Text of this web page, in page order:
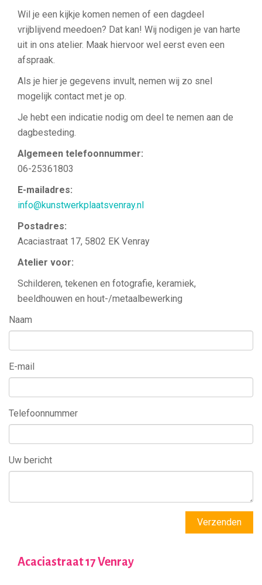
Wil je een kijkje komen nemen of een dagdeel
vrijblijvend meedoen? Dat kan! Wij nodigen je van harte
uit in ons atelier. Maak hiervoor wel eerst even een
afspraak.
Als je hier je gegevens invult, nemen wij zo snel
mogelijk contact met je op.
Je hebt een indicatie nodig om deel te nemen aan de
dagbesteding.
Algemeen telefoonnummer:
06-25361803
E-mailadres:
info@kunstwerkplaatsvenray.nl
Postadres:
Acaciastraat 17, 5802 EK Venray
Atelier voor:
Schilderen, tekenen en fotografie, keramiek,
beeldhouwen en hout-/metaalbewerking
Naam
E-mail
Telefoonnummer
Uw bericht
Verzenden
Acaciastraat 17 Venray